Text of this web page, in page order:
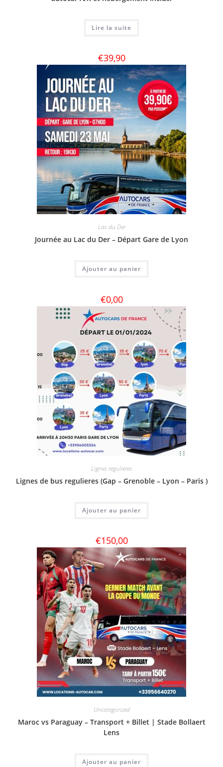
Lire la suite
€39,90
Lac du Der
Journée au Lac du Der – Départ Gare de Lyon
Ajouter au panier
€0,00
Lignes regulieres
Lignes de bus regulieres (Gap – Grenoble – Lyon – Paris )
Ajouter au panier
€150,00
Uncategorized
Maroc vs Paraguay – Transport + Billet | Stade Bollaert
Lens
Ajouter au panier